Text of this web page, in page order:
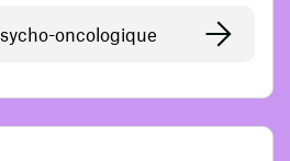
oncologique